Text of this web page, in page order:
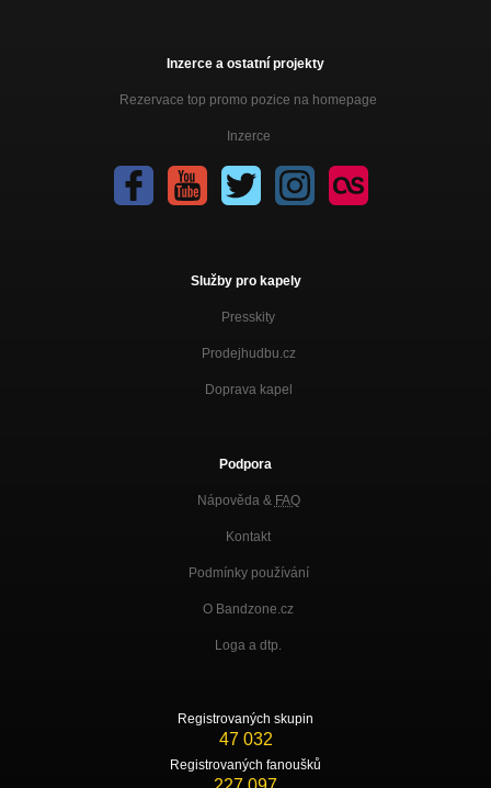
Inzerce a ostatní projekty
Rezervace top promo pozice na homepage
Inzerce
Služby pro kapely
Presskity
Prodejhudbu.cz
Doprava kapel
Podpora
Nápověda & FAQ
Kontakt
Podmínky používání
O Bandzone.cz
Loga a dtp.
Registrovaných skupin
47 032
Registrovaných fanoušků